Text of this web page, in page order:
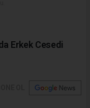
Erkek Cesedi